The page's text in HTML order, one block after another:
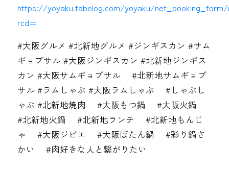
https://yoyaku.tabelog.com/yoyaku/net_booking_form/
rcd=
#大阪グルメ #北新地グルメ #ジンギスカン #サム
ギョプサル #大阪ジンギスカン #北新地ジンギス
カン #大阪サムギョプサル #北新地サムギョプ
サル #ラムしゃぶ #大阪ラムしゃぶ #しゃぶし
ゃぶ #北新地焼肉 #大阪もつ鍋 #大阪火鍋
#北新地火鍋 #北新地ランチ #北新地もんじ
ゃ #大阪ジビエ #大阪ぼたん鍋 #彩り鍋さ
かい #肉好きな人と繋がりたい